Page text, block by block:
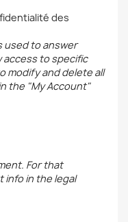
des
used to answer
access to specific
modify and delete all
the "My Account"
For that
info in the legal
liste d'envies